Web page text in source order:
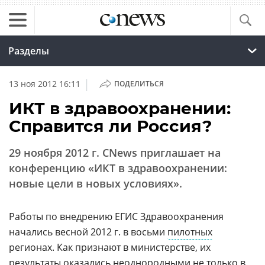
Разделы
13 ноя 2012 16:11 | ПОДЕЛИТЬСЯ
ИКТ в здравоохранении:
Справится ли Россия?
29 ноября 2012 г. CNews приглашает на
конференцию «ИКТ в здравоохранении:
новые цели в новых условиях».
Работы по внедрению ЕГИС Здравоохранения
начались весной 2012 г. в восьми пилотных
регионах. Как признают в министерстве, их